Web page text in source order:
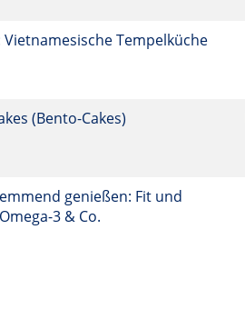
Vietnamesische Tempelküche
(Bento-Cakes)
genießen: Fit und
3 & Co.